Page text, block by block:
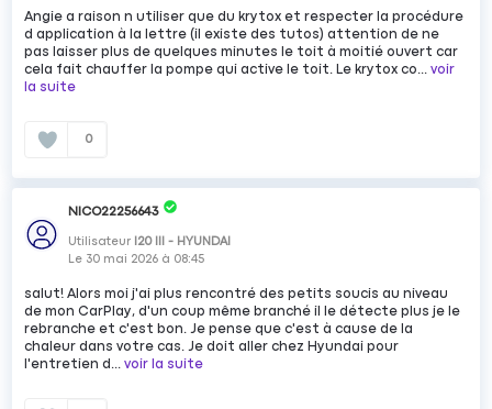
Angie a raison n utiliser que du krytox et respecter la procédure
d application à la lettre (il existe des tutos) attention de ne
pas laisser plus de quelques minutes le toit à moitié ouvert car
cela fait chauffer la pompe qui active le toit. Le krytox co...voir
la suite
0
NICO22256643
Utilisateur
I20 III - HYUNDAI
Le 30 mai 2026 à 08:45
salut! Alors moi j'ai plus rencontré des petits soucis au niveau
de mon CarPlay, d'un coup même branché il le détecte plus je le
rebranche et c'est bon. Je pense que c'est à cause de la
chaleur dans votre cas. Je doit aller chez Hyundai pour
l'entretien d...voir la suite